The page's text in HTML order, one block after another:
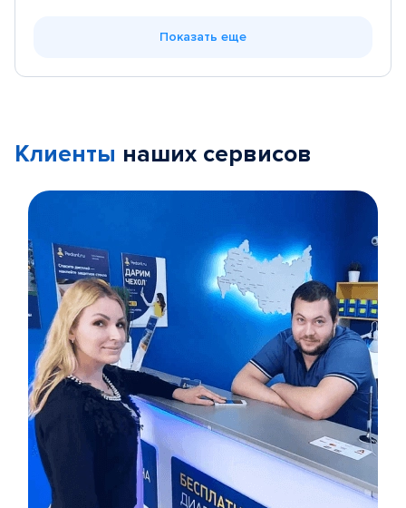
Показать еще
Клиенты наших сервисов